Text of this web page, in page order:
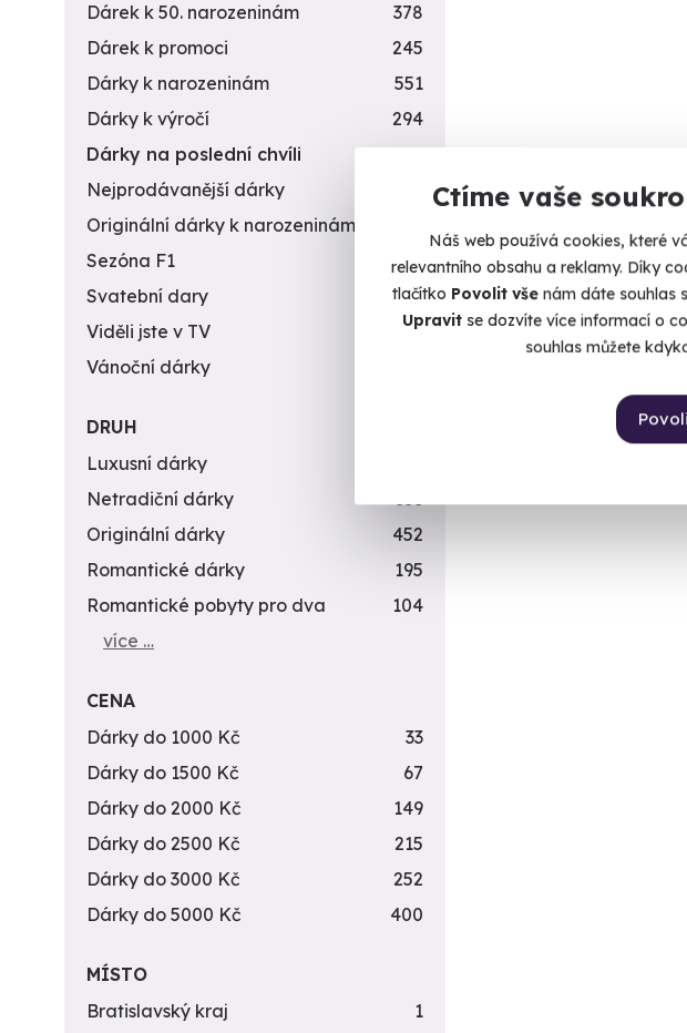
Ctíme vaše
Náš web používá cookies, které
relevantního obsahu a reklamy. Díky
tlačítko Povolit vše nám dáte souhlas
Upravitse dozvíte více informací o
souhlas můžete
Dárek k 50. narozeninám
378
Dárek k promoci
245
Dárky k narozeninám
551
Dárky k výročí
294
Dárky na poslední chvíli
450
Nejprodávanější dárky
Originální dárky k narozeninám
Sezóna F1
4
Svatební dary
196
Viděli jste v TV
31
Vánoční dárky
DRUH
Luxusní dárky
Netradiční dárky
353
Originální dárky
452
Romantické dárky
195
Romantické pobyty pro dva
104
více …
CENA
Dárky do 1000 Kč
33
Dárky do 1500 Kč
67
Dárky do 2000 Kč
149
Dárky do 2500 Kč
215
Dárky do 3000 Kč
252
Dárky do 5000 Kč
400
MÍSTO
Bratislavský kraj
1